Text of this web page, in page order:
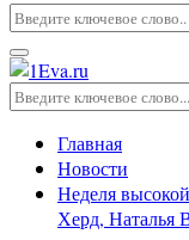
Искать:
Основное
меню
Искать:
Главная
Новости
Неделя
Херд, Наталья